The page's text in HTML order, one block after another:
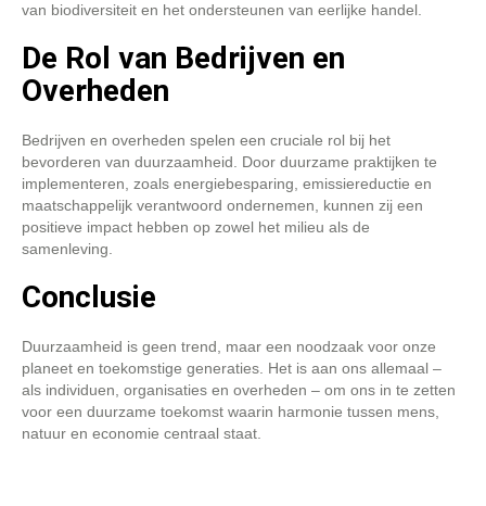
van biodiversiteit en het ondersteunen van eerlijke handel.
De Rol van Bedrijven en
Overheden
Bedrijven en overheden spelen een cruciale rol bij het
bevorderen van duurzaamheid. Door duurzame praktijken te
implementeren, zoals energiebesparing, emissiereductie en
maatschappelijk verantwoord ondernemen, kunnen zij een
positieve impact hebben op zowel het milieu als de
samenleving.
Conclusie
Duurzaamheid is geen trend, maar een noodzaak voor onze
planeet en toekomstige generaties. Het is aan ons allemaal –
als individuen, organisaties en overheden – om ons in te zetten
voor een duurzame toekomst waarin harmonie tussen mens,
natuur en economie centraal staat.